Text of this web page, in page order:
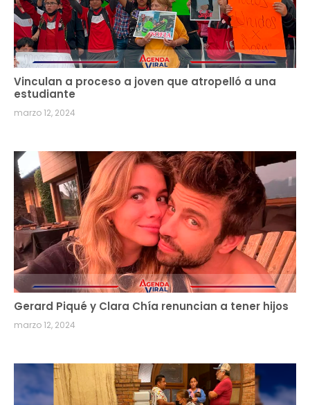
Vinculan a proceso a joven que atropelló a una
estudiante
marzo 12, 2024
Gerard Piqué y Clara Chía renuncian a tener hijos
marzo 12, 2024